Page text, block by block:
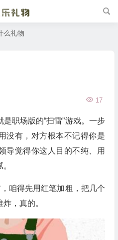
么礼物
17
职场版的“扫雷”游戏。一步
没有，对方根本不记得你是
导觉得你这人目的不纯、用
咱得先用红笔加粗，把几个
，真的。